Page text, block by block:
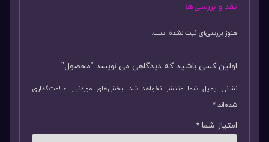
نقد و بررسی‌ها
هنوز بررسی‌ای ثبت نشده است.
اولین کسی باشید که دیدگاهی می نویسد “محصول”
نشانی ایمیل شما منتشر نخواهد شد. بخش‌های موردنیاز علامت‌گذاری
شده‌اند*
امتیاز شما *